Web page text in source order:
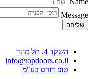
Message
שליחה
השקד 4, תל מונד
info@topdoors.co.il
טופ דורס בע"מ